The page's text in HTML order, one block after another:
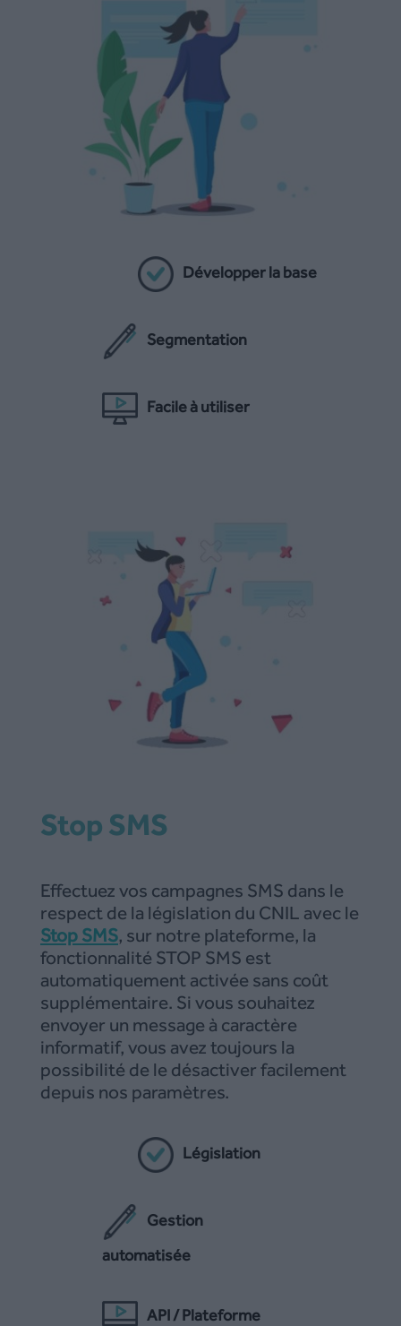
Développer la base
Segmentation
Facile à utiliser
Stop SMS
Effectuez vos campagnes SMS dans le
respect de la législation du CNIL avec le
Stop SMS, sur notre plateforme, la
fonctionnalité STOP SMS est
automatiquement activée sans coût
supplémentaire. Si vous souhaitez
envoyer un message à caractère
informatif, vous avez toujours la
possibilité de le désactiver facilement
depuis nos paramètres.
Législation
Gestion
automatisée
API / Plateforme